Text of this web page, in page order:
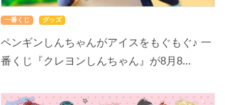
一番くじ グッズ
ペンギンしんちゃんがアイスをもぐもぐ♪ 一
番くじ『クレヨンしんちゃん』が8月8...